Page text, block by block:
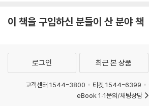
이 책을 구입하신 분들이 산 분야 책
로그인 최근 본 상품
고객센터 1544-3800 티켓 1544-6399
eBook 1:1문의/채팅상담